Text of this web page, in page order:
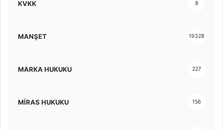
KVKK 8
MANŞET 19328
MARKA HUKUKU 227
MİRAS HUKUKU 156